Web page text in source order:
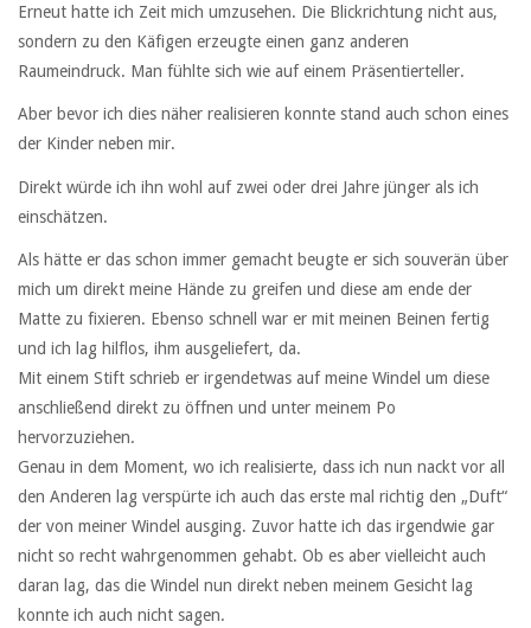
Erneut hatte ich Zeit mich umzusehen. Die Blickrichtung nicht aus,
sondern zu den Käfigen erzeugte einen ganz anderen
Raumeindruck. Man fühlte sich wie auf einem Präsentierteller.
Aber bevor ich dies näher realisieren konnte stand auch schon eines
der Kinder neben mir.
Direkt würde ich ihn wohl auf zwei oder drei Jahre jünger als ich
einschätzen.
Als hätte er das schon immer gemacht beugte er sich souverän über
mich um direkt meine Hände zu greifen und diese am ende der
Matte zu fixieren. Ebenso schnell war er mit meinen Beinen fertig
und ich lag hilflos, ihm ausgeliefert, da.
Mit einem Stift schrieb er irgendetwas auf meine Windel um diese
anschließend direkt zu öffnen und unter meinem Po
hervorzuziehen.
Genau in dem Moment, wo ich realisierte, dass ich nun nackt vor all
den Anderen lag verspürte ich auch das erste mal richtig den „Duft“
der von meiner Windel ausging. Zuvor hatte ich das irgendwie gar
nicht so recht wahrgenommen gehabt. Ob es aber vielleicht auch
daran lag, das die Windel nun direkt neben meinem Gesicht lag
konnte ich auch nicht sagen.